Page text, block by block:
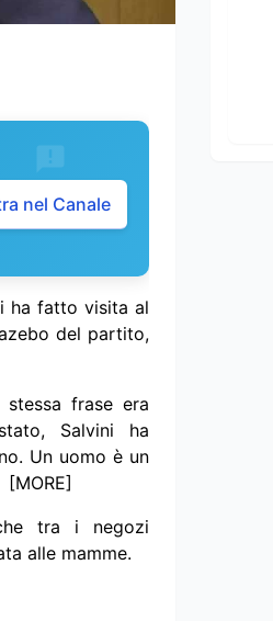
nel Canale
ha fatto visita al
del partito,
frase era
Salvini ha
Un uomo è un
tra i negozi
alle mamme.